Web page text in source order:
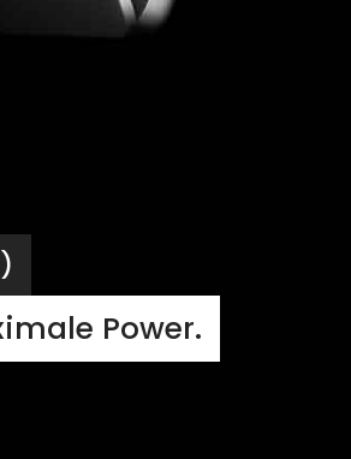
Power.